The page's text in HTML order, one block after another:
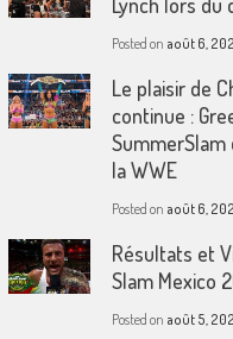
Posted on août 6,
Le plaisir de
continue :
SummerSlam
la WWE
Posted on août 6,
Résultats et
Slam Mexico
Posted on août 5,